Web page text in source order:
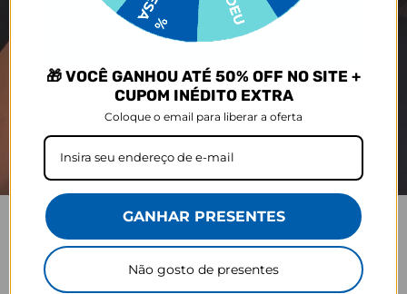
Praticidade que acompanha seu ritmo.
🎁 VOCÊ GANHOU ATÉ 50% OFF NO SITE +
CUPOM INÉDITO EXTRA
Coloque o email para liberar a oferta
GANHAR PRESENTES
Não gosto de presentes